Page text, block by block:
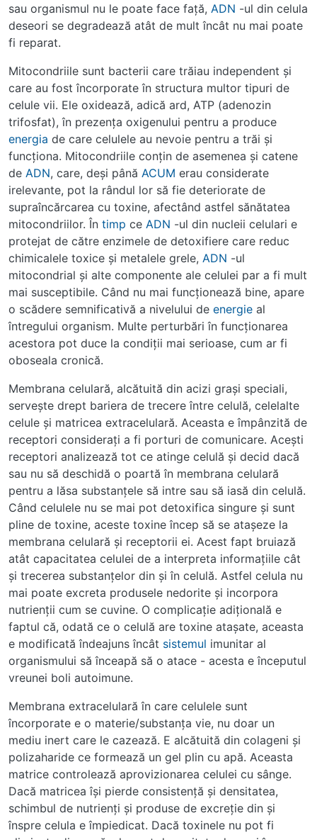
sau organismul nu le poate face faţă, ADN -ul din celula
deseori se degradează atât de mult încât nu mai poate
fi reparat.
Mitocondriile sunt bacterii care trăiau independent şi
care au fost încorporate în structura multor tipuri de
celule vii. Ele oxidează, adică ard, ATP (adenozin
trifosfat), în prezenţa oxigenului pentru a produce
energia de care celulele au nevoie pentru a trăi şi
funcţiona. Mitocondriile conţin de asemenea şi catene
de ADN, care, deşi până ACUM erau considerate
irelevante, pot la rândul lor să fie deteriorate de
supraîncărcarea cu toxine, afectând astfel sănătatea
mitocondriilor. În timp ce ADN -ul din nucleii celulari e
protejat de către enzimele de detoxifiere care reduc
chimicalele toxice şi metalele grele, ADN -ul
mitocondrial şi alte componente ale celulei par a fi mult
mai susceptibile. Când nu mai funcţionează bine, apare
o scădere semnificativă a nivelului de energie al
întregului organism. Multe perturbări în funcţionarea
acestora pot duce la condiţii mai serioase, cum ar fi
oboseala cronică.
Membrana celulară, alcătuită din acizi graşi speciali,
serveşte drept bariera de trecere între celulă, celelalte
celule şi matricea extracelulară. Aceasta e împânzită de
receptori consideraţi a fi porturi de comunicare. Aceşti
receptori analizează tot ce atinge celulă şi decid dacă
sau nu să deschidă o poartă în membrana celulară
pentru a lăsa substanţele să intre sau să iasă din celulă.
Când celulele nu se mai pot detoxifica singure şi sunt
pline de toxine, aceste toxine încep să se ataşeze la
membrana celulară şi receptorii ei. Acest fapt bruiază
atât capacitatea celulei de a interpreta informaţiile cât
şi trecerea substanţelor din şi în celulă. Astfel celula nu
mai poate excreta produsele nedorite şi incorpora
nutrienţii cum se cuvine. O complicaţie adiţională e
faptul că, odată ce o celulă are toxine ataşate, aceasta
e modificată îndeajuns încât sistemul imunitar al
organismului să înceapă să o atace - acesta e începutul
vreunei boli autoimune.
Membrana extracelulară în care celulele sunt
încorporate e o materie/substanţa vie, nu doar un
mediu inert care le cazează. E alcătuită din colageni şi
polizaharide ce formează un gel plin cu apă. Aceasta
matrice controlează aprovizionarea celulei cu sânge.
Dacă matricea îşi pierde consistenţă şi densitatea,
schimbul de nutrienţi şi produse de excreţie din şi
înspre celula e împiedicat. Dacă toxinele nu pot fi